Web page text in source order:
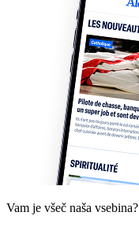
Vam je všeč naša vsebina?